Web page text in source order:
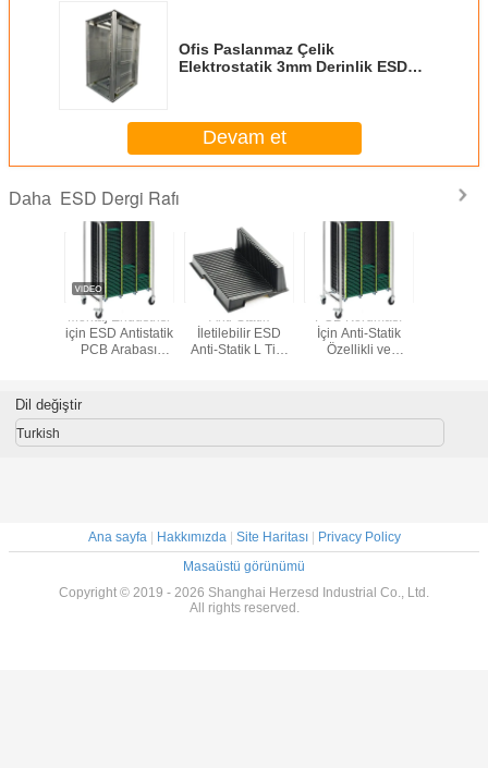
Ofis Paslanmaz Çelik
Elektrostatik 3mm Derinlik ESD
Devam et
Daha ESD Dergi Rafı
Montaj Endüstrisi
için ESD Antistatik
PCB Arabası
Anti-Statik
İletilebilir ESD
Anti-Statik L Tipi
PCB Koruması
İçin Anti-Statik
Özellikli ve
Dil değiştir
Turkish
Ana sayfa | Hakkımızda | Site Haritası| Privacy Policy
Masaüstü görünümü
Copyright © 2019 - 2026 Shanghai Herzesd Industrial Co., Ltd.
All rights reserved.